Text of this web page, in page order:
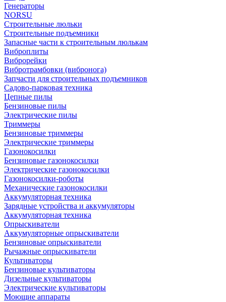
Генераторы
NORSU
Строительные люльки
Строительные подъемники
Запасные части к строительным люлькам
Виброплиты
Виброрейки
Вибротрамбовки (вибронога)
Запчасти для строительных подъемников
Садово-парковая техника
Цепные пилы
Бензиновые пилы
Электрические пилы
Триммеры
Бензиновые триммеры
Электрические триммеры
Газонокосилки
Бензиновые газонокосилки
Электрические газонокосилки
Газонокосилки-роботы
Механические газонокосилки
Аккумуляторная техника
Зарядные устройства и аккумуляторы
Аккумуляторная техника
Опрыскиватели
Аккумуляторные опрыскиватели
Бензиновые опрыскиватели
Рычажные опрыскиватели
Культиваторы
Бензиновые культиваторы
Дизельные культиваторы
Электрические культиваторы
Моющие аппараты